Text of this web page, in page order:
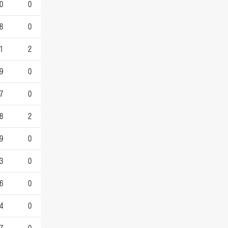
0
0
2
0
0
2
0
0
0
0